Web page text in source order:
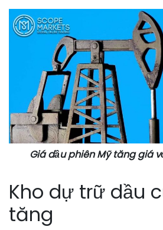
Giá dầu phiên Mỹ tăng giá
Kho dự trữ dầu
tăng